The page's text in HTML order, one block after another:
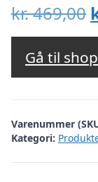
kr.469,00
Gå til shop
Varenummer
Kategori: